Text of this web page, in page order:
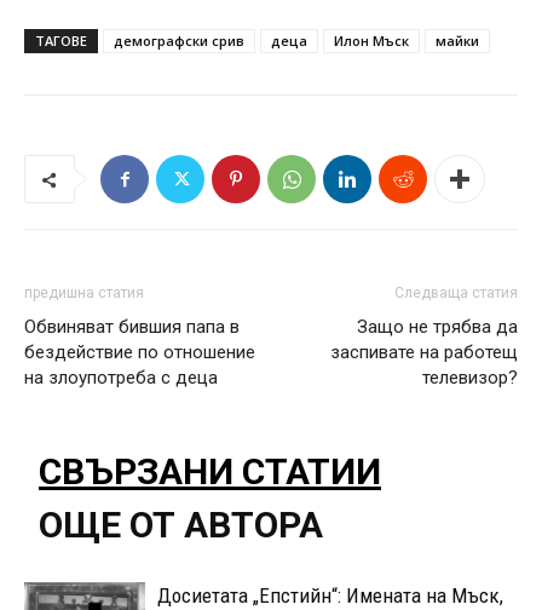
ТАГОВЕ демографски срив деца Илон Мъск майки
предишна статия
Обвиняват бившия папа в
бездействие по отношение
на злоупотреба с деца
Следваща статия
Защо не трябва да
заспивате на работещ
телевизор?
СВЪРЗАНИ СТАТИИ
ОЩЕ ОТ АВТОРА
Досиетата „Епстийн“: Имената на Мъск,